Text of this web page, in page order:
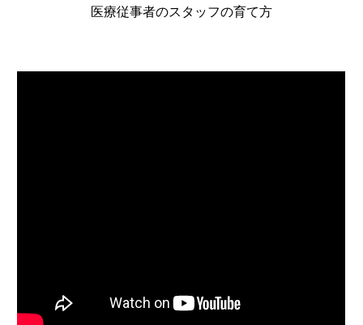
医療従事者のスタッフの育て方